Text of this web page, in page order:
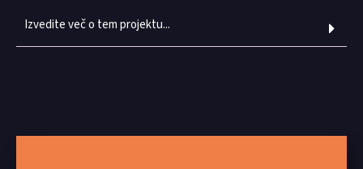
Izvedite več o tem projektu...